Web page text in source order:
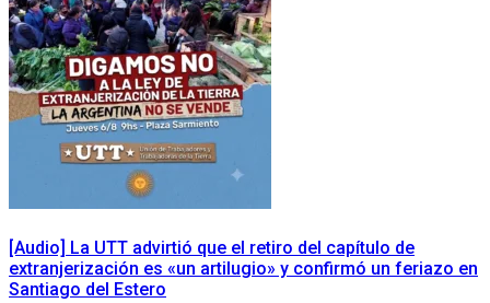
[Audio] La UTT advirtió que el retiro del capítulo de
extranjerización es «un artilugio» y confirmó un feriazo en
Santiago del Estero